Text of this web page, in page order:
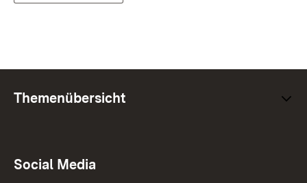
Themenübersicht
Social Media